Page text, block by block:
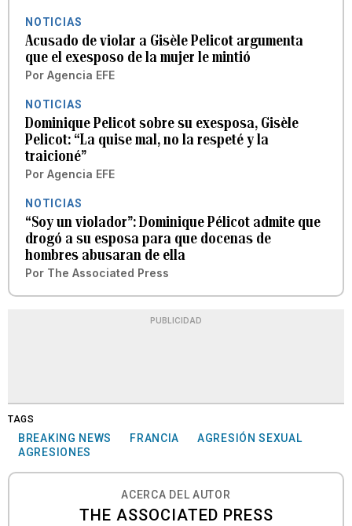
NOTICIAS
Acusado de violar a Gisèle Pelicot argumenta
que el exesposo de la mujer le mintió
Por Agencia EFE
NOTICIAS
Dominique Pelicot sobre su exesposa, Gisèle
Pelicot: “La quise mal, no la respeté y la
traicioné”
Por Agencia EFE
NOTICIAS
“Soy un violador”: Dominique Pélicot admite que
drogó a su esposa para que docenas de
hombres abusaran de ella
Por The Associated Press
PUBLICIDAD
TAGS
BREAKING NEWS FRANCIA
AGRESIÓN SEXUAL
AGRESIONES
ACERCA DEL AUTOR
THE ASSOCIATED PRESS